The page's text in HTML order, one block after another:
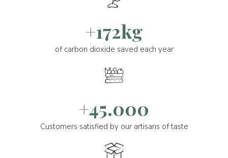
+172kg
of carbon dioxide saved each year
+45.000
Customers satisfied by our artisans of taste